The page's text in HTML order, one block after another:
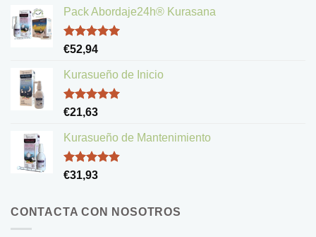
Pack Abordaje24h® Kurasana
Valorado
de 5
€52,94
Kurasueño de Inicio
Valorado
de 5
€21,63
Kurasueño de Mantenimiento
Valorado
€31,93
CONTACTA CON NOSOTROS